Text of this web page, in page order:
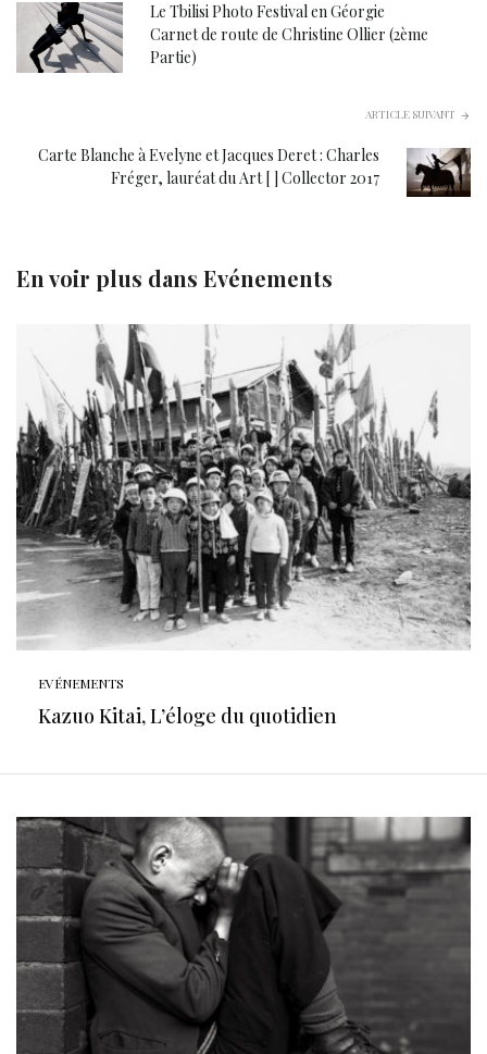
Le Tbilisi Photo Festival en Géorgie
Carnet de route de Christine Ollier (2ème
Partie)
ARTICLE SUIVANT
Carte Blanche à Evelyne et Jacques Deret : Charles
Fréger, lauréat du Art [ ] Collector 2017
En voir plus dans Evénements
EVÉNEMENTS
Kazuo Kitai, L’éloge du quotidien